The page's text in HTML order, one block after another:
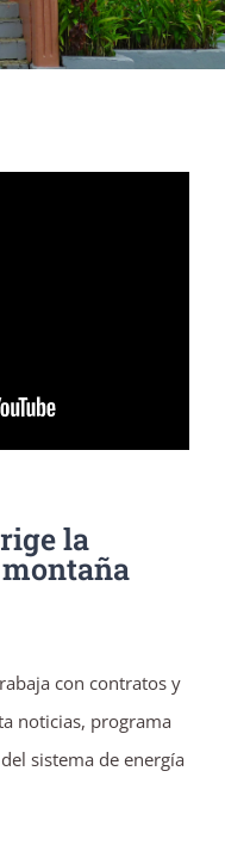
la
con contratos y
noticias, programa
sistema de energía